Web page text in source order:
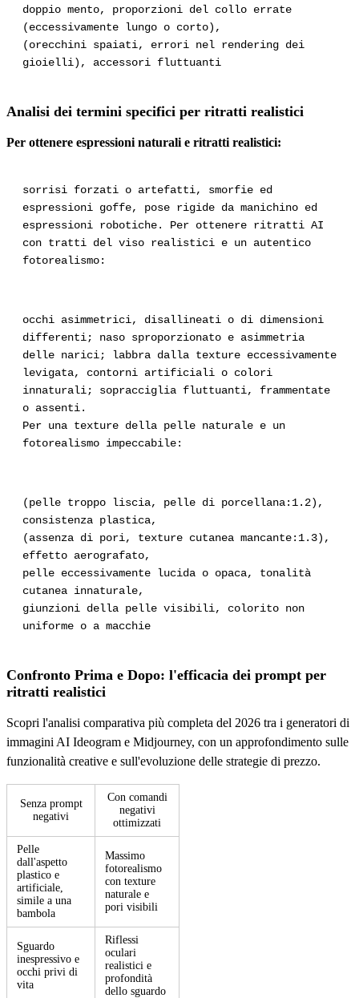
doppio mento, proporzioni del collo errate
(eccessivamente lungo o corto),
(orecchini spaiati, errori nel rendering dei
gioielli), accessori fluttuanti
Analisi dei termini specifici per ritratti realistici
Per ottenere espressioni naturali e ritratti realistici:
sorrisi forzati o artefatti, smorfie ed
espressioni goffe, pose rigide da manichino ed
espressioni robotiche. Per ottenere ritratti AI
con tratti del viso realistici e un autentico
fotorealismo:
occhi asimmetrici, disallineati o di dimensioni
differenti; naso sproporzionato e asimmetria
delle narici; labbra dalla texture eccessivamente
levigata, contorni artificiali o colori
innaturali; sopracciglia fluttuanti, frammentate
o assenti.
Per una texture della pelle naturale e un
fotorealismo impeccabile:
(pelle troppo liscia, pelle di porcellana:1.2),
consistenza plastica,
(assenza di pori, texture cutanea mancante:1.3),
effetto aerografato,
pelle eccessivamente lucida o opaca, tonalità
cutanea innaturale,
giunzioni della pelle visibili, colorito non
uniforme o a macchie
Confronto Prima e Dopo: l'efficacia dei prompt per
ritratti realistici
Scopri l'analisi comparativa più completa del 2026 tra i generatori di
immagini AI Ideogram e Midjourney, con un approfondimento sulle
funzionalità creative e sull'evoluzione delle strategie di prezzo.
Senza prompt
negativi
Con comandi
negativi
ottimizzati
Pelle
dall'aspetto
plastico e
artificiale,
simile a una
bambola
Massimo
fotorealismo
con texture
naturale e
pori visibili
Sguardo
inespressivo e
occhi privi di
vita
Riflessi
oculari
realistici e
profondità
dello sguardo